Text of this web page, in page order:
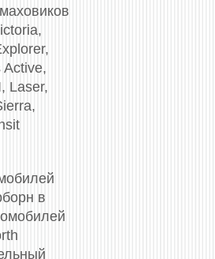
Laser,
в